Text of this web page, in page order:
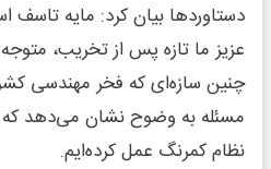
دستاوردها بیان کرد: مایه تاسف
عزیز ما تازه پس از تخریب،
چنین سازه‌ای که فخر مهندسی
مسئله به وضوح نشان می‌دهد که
نظام کمرنگ عمل کرده‌ایم.